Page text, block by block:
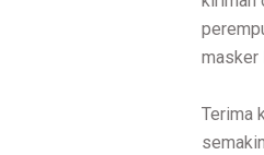
masker
Terima